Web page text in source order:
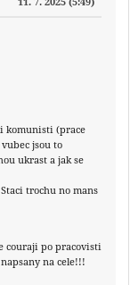
komunisti (prace
jsou to
ukrast a jak se
trochu no mans
couraji po pracovisti
na cele!!!